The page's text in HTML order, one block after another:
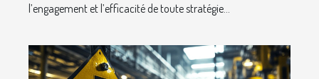
l’engagement et l’efficacité de toute stratégie...